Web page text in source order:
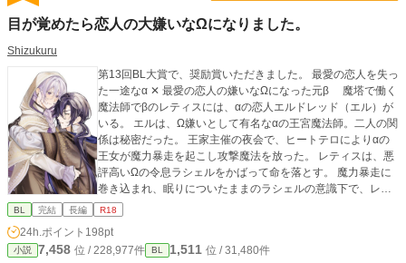
目が覚めたら恋人の大嫌いなΩになりました。
Shizukuru
第13回BL大賞で、奨励賞いただきました。 最愛の恋人を失っ
た一途なα‪ ✕‬‪‪ 最愛の恋人の嫌いなΩになった元β 魔塔で働く
魔法師でβのレティスには、αの恋人エルドレッド（エル）が
いる。 エルは、Ω嫌いとして有名なαの王宮魔法師。二人の関
係は秘密だった。 王家主催の夜会で、ヒートテロによりαの
王女が魔力暴走を起こし攻撃魔法を放った。 レティスは、悪
評高いΩの令息ラシェルをかばって命を落とす。 魔力暴走に
巻き込まれ、眠りについたままのラシェルの意識下で、レテ
ィスは存在していた。 レティスが愛する人の所へ戻れるよう
れててごめん』 そう言って消えてしまう。 一年後。 ラシェ
ルの姿で、レティスは目を覚ました。 その姿のまま、エルド
BL 完結 長編 R18
24h.ポイント 198pt
小説 7,458 位 / 228,977件 BL 1,511 位 / 31,480件